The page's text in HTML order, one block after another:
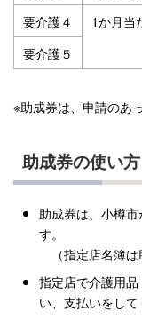
要介護４
1か月当
要介護５
※助成券は、申請のあ
助成券の使い方
助成券は、小樽
す。
（指定店名簿は
指定店で介護用
い、支払いをして